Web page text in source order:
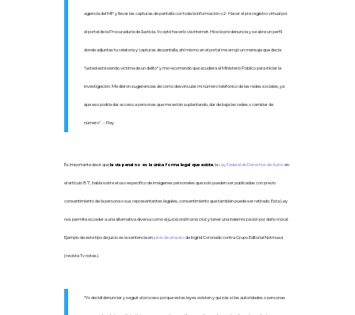
agencia del MP y llevar las capturas de pantalla con toda lainformación o 2- Hacer el pre registro virtual por
el portal de la Procuraduría de Justicia. Yo opté hacerlo vía internet. Hice la pre denuncia y se abre un perfil
donde adjuntas tu relatoría y capturas de pantalla, ahí mismo en el portal me arrojó un mensaje que decía
“usted está siendo víctima de un delito“ y me recomendó que acudiera al Ministerio Público para iniciar la
investigación. Me dieron sugerencias de cómo desvincular mi número telefónico de las redes sociales, ya
que eso podría dar acceso a personas que me están suplantando, dar de baja las redes o cambiar de
número”. – Rey
Es importante decir que la vía penal no es la única forma legal que existe, la Ley Federal de Derechos de Autoren
el artículo 87, habla sobre el uso específico de imágenes personales que solo pueden ser publicadas con previo
consentimiento de la persona o sus representantes legales, consentimiento que también puede ser retirado. Esta Ley
nos permite acceder a una alternativa diversa como el juicio ordinario civil,y tener una indemnización por daño moral.
Ejemplo de este tipo de juicio es la sentencia enjuicio de amparode Ingrid Coronado contra Grupo Editorial Notmusa
(revista Tv notas).
“Yo decidí denunciar y seguir el proceso porque estas leyes existen y quizás si las autoridades o personas